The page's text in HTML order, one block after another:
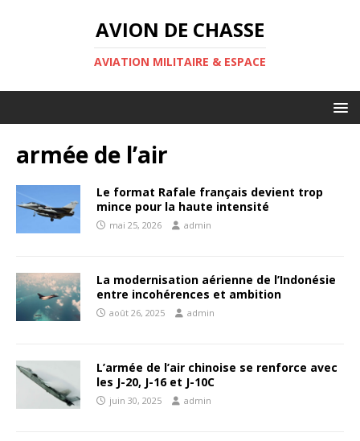
AVION DE CHASSE
AVIATION MILITAIRE & ESPACE
armée de l’air
Le format Rafale français devient trop
mince pour la haute intensité
mai 25, 2026 admin
La modernisation aérienne de l’Indonésie
entre incohérences et ambition
août 26, 2025 admin
L’armée de l’air chinoise se renforce avec
les J-20, J-16 et J-10C
juin 30, 2025 admin